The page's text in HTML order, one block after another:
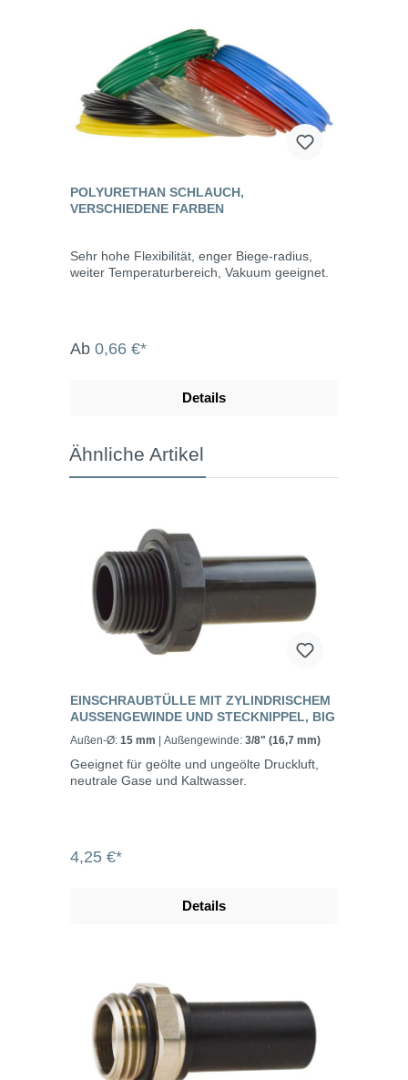
POLYURETHAN SCHLAUCH,
VERSCHIEDENE FARBEN
Sehr hohe Flexibilität, enger Biege-radius,
weiter Temperaturbereich, Vakuum geeignet.
Ab 0,66 €*
Details
Ähnliche Artikel
EINSCHRAUBTÜLLE MIT ZYLINDRISCHEM
AUSSENGEWINDE UND STECKNIPPEL, BIG
Außen-Ø: 15 mm | Außengewinde: 3/8" (16,7 mm)
Geeignet für geölte und ungeölte Druckluft,
neutrale Gase und Kaltwasser.
4,25 €*
Details